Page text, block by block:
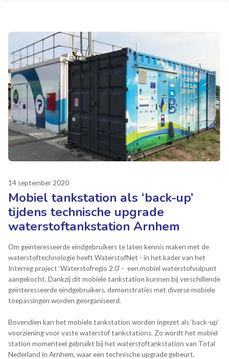
14 september 2020
Mobiel tankstation als ‘back-up’
tijdens technische upgrade
waterstoftankstation Arnhem
Om geïnteresseerde eindgebruikers te laten kennis maken met de
waterstoftechnologie heeft WaterstofNet - in het kader van het
Interreg project ‘Waterstofregio 2.0’ - een mobiel waterstofvulpunt
aangekocht. Dankzij dit mobiele tankstation kunnen bij verschillende
geïnteresseerde eindgebruikers, demonstraties met diverse mobiele
toepassingen worden georganiseerd.
Bovendien kan het mobiele tankstation worden ingezet als ‘back-up’
voorziening voor vaste waterstof tankstations. Zo wordt het mobiel
station momenteel gebruikt bij het waterstoftankstation van Total
Nederland in Arnhem, waar een technische upgrade gebeurt.